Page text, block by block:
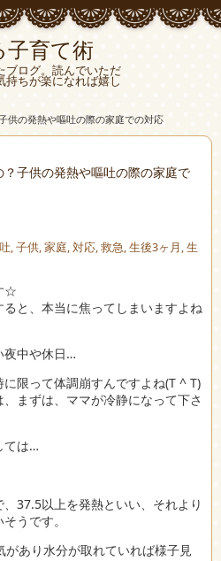
子育て術
ブログ。読んでいただ
持ちが楽になれば嬉し
供の発熱や嘔吐の際の家庭での対応
？子供の発熱や嘔吐の際の家庭で
,子供,家庭,対応,救急,生後3ヶ月,生
☆
と、本当に焦ってしまいますよね
夜中や休日…
限って体調崩すんですよね(T ^ T)
まずは、ママが冷静になって下さ
ては…
37.5以上を発熱といい、それより
うです。
あり水分が取れていれば様子見